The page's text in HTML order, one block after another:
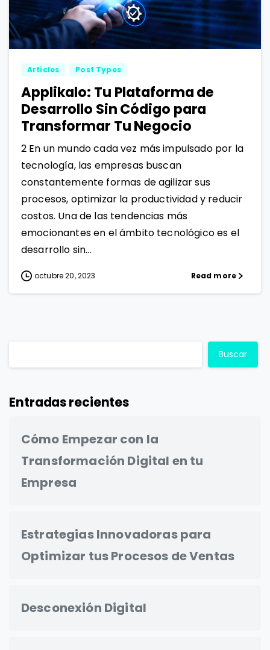
2 1
Articles Post Types
Applikalo: Tu Plataforma de
Desarrollo Sin Código para
Transformar Tu Negocio
2 En un mundo cada vez más impulsado por la
tecnología, las empresas buscan
constantemente formas de agilizar sus
procesos, optimizar la productividad y reducir
costos. Una de las tendencias más
emocionantes en el ámbito tecnológico es el
desarrollo sin...
octubre 20, 2023 Read more
Buscar
Entradas recientes
Cómo Empezar con la
Transformación Digital en tu
Empresa
Estrategias Innovadoras para
Optimizar tus Procesos de Ventas
Desconexión Digital